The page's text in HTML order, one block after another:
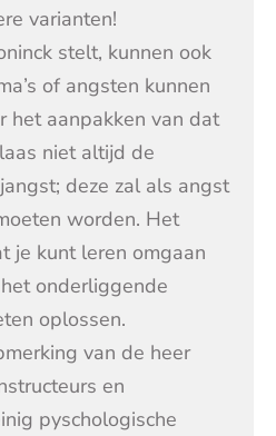
varianten!
stelt, kunnen ook
of angsten kunnen
het aanpakken van dat
niet altijd de
deze zal als angst
worden. Het
je kunt leren omgaan
onderliggende
oplossen.
van de heer
en
pyschologische